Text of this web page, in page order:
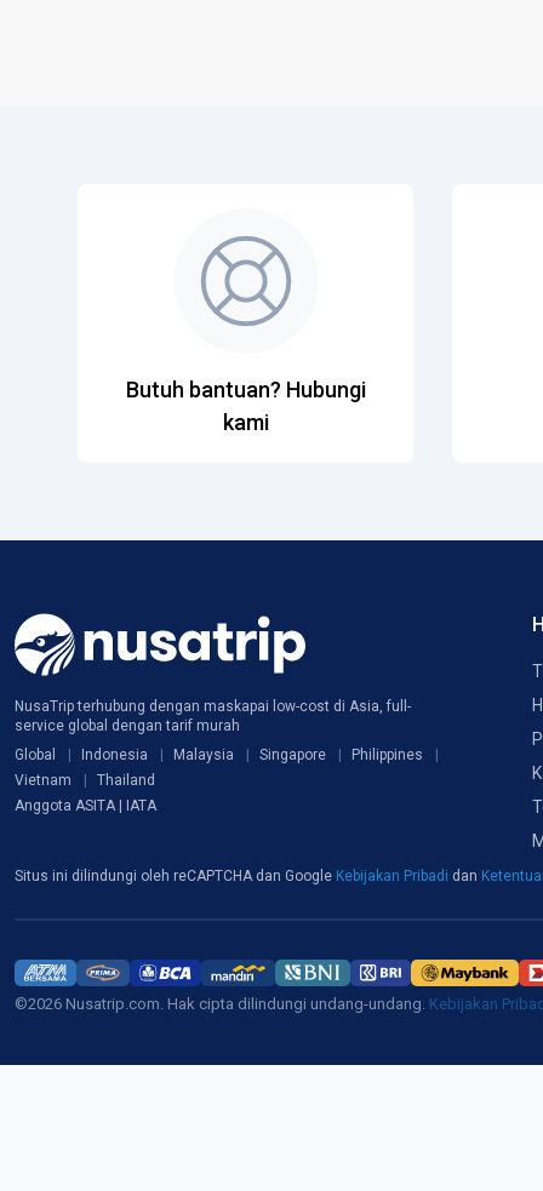
Butuh bantuan? Hubungi
kami
NusaTrip terhubung dengan maskapai low-cost di Asia, full-
service global dengan tarif murah
Global
Indonesia Malaysia Singapore
Philippines
Vietnam
Thailand
Anggota ASITA | IATA
Situs ini dilindungi oleh reCAPTCHA dan Google Kebijakan Pribadi dan
©2026 Nusatrip.com. Hak cipta dilindungi undang-undang. Kebijakan